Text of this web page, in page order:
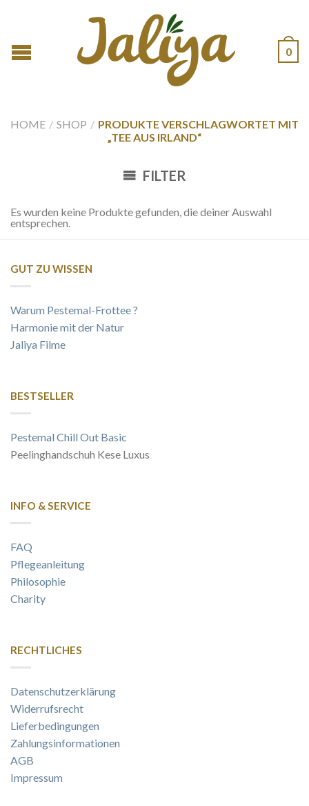
0
HOME / SHOP / PRODUKTE VERSCHLAGWORTET MIT
„TEE AUS IRLAND“
FILTER
Es wurden keine Produkte gefunden, die deiner Auswahl
entsprechen.
GUT ZU WISSEN
Warum Pestemal-Frottee ?
Harmonie mit der Natur
Jaliya Filme
BESTSELLER
Pestemal Chill Out Basic
Peelinghandschuh Kese Luxus
INFO & SERVICE
FAQ
Pflegeanleitung
Philosophie
Charity
RECHTLICHES
Datenschutzerklärung
Widerrufsrecht
Lieferbedingungen
Zahlungsinformationen
AGB
Impressum